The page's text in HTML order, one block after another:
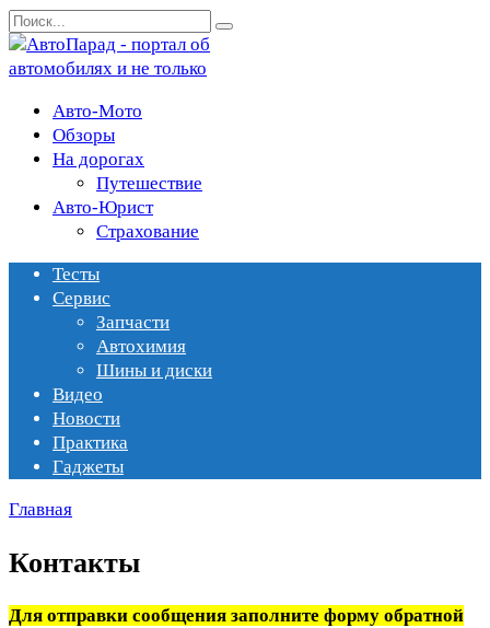
Перейти
к
содержанию
Search
for:
Авто-Мото
Обзоры
На дорогах
Путешествие
Авто-Юрист
Страхование
Тесты
Сервис
Запчасти
Автохимия
Шины и диски
Видео
Новости
Практика
Гаджеты
Главная
Контакты
Для отправки сообщения заполните форму обратной